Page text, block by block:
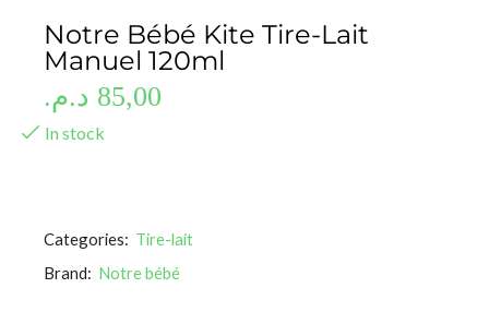
Notre Bébé Kite Tire-Lait
Manuel 120ml
85,00 د.م.
In stock
Categories: Tire-lait
Brand: Notre bébé